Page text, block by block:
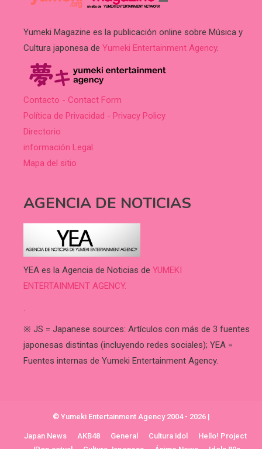
Yumeki Magazine es la publicación online sobre Música y
Cultura japonesa de Yumeki Entertainment Agency.
Contacto - Contact Form
Política de Privacidad - Privacy Policy
Directorio
información Legal
Mapa del sitio
AGENCIA DE NOTICIAS
YEA es la Agencia de Noticias de YUMEKI
ENTERTAINMENT AGENCY.
.
※ JS = Japanese sources: Artículos con más de 3 fuentes
japonesas distintas (incluyendo redes sociales); YEA =
Fuentes internas de Yumeki Entertainment Agency.
© Yumeki Entertainment Agency 2004 - 2026 |
Japan News AKB48 General Cultura idol
Hello! Project